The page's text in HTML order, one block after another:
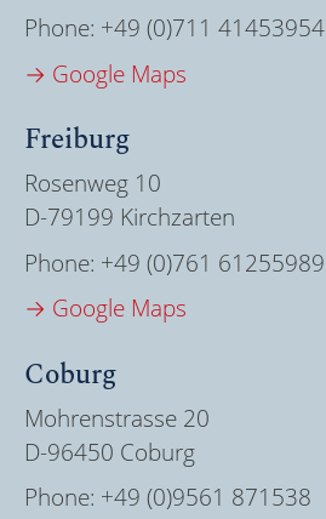
Phone: +49 (0)711 41453954
→ Google Maps
Freiburg
Rosenweg 10
D-79199 Kirchzarten
Phone: +49 (0)761 61255989
→ Google Maps
Coburg
Mohrenstrasse 20
D-96450 Coburg
Phone: +49 (0)9561 871538